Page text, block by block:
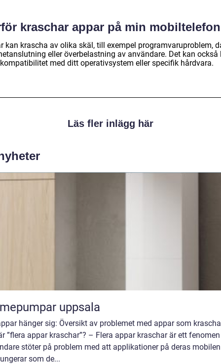
kraschar appar på min
kan krascha av olika skäl, till exempel programvaruproblem,
eller överbelastning av användare. Det kan också
med ditt operativsystem eller specifik hårdvara.
Läs fler inlägg här
uppsala
hänger sig: Översikt av problemet med appar som
”flera appar kraschar”? – Flera appar kraschar är ett
stöter på problem med att applikationer på deras
som de...